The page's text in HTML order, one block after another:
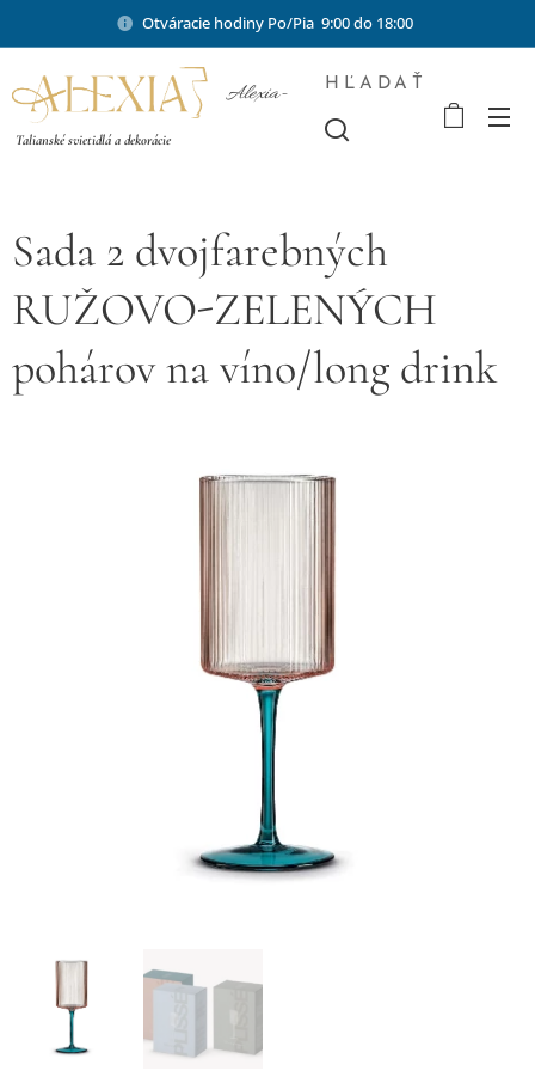
Otváracie hodiny Po/Pia 9:00 do 18:00
Alexia-
Talianské svietidlá a dekorácie
HĽADAŤ
Sada 2 dvojfarebných
RUŽOVO-ZELENÝCH
pohárov na víno/long drink